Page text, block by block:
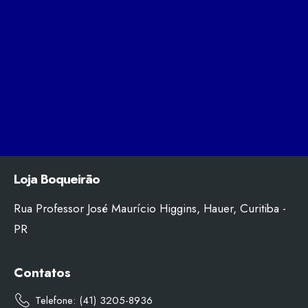
Loja Boqueirão
Rua Professor José Maurício Higgins, Hauer, Curitiba -
PR
Contatos
Telefone: (41) 3205-8936